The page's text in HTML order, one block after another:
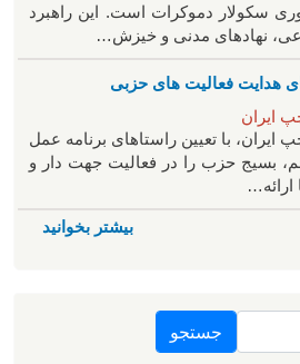
سکولار دموکرات است. این راهبرد
نهادهای مدنی و خیزش‌…
هدایت فعالیت های حزبی
با تعیین راستاهای برنامه عمل
بسیج حزب را در فعالیت جهت دار و
بیشتر بخوانید